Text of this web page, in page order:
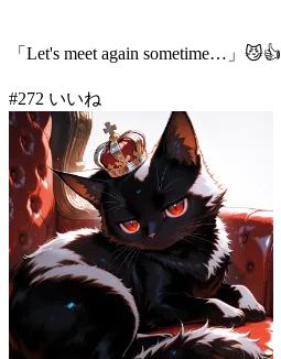
「Let's meet again sometime…」😼👍
#272 いいね